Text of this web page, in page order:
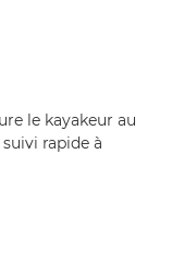
le kayakeur au
rapide à